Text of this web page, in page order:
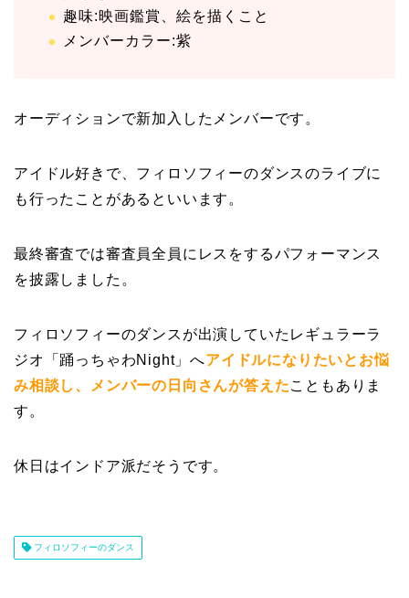
趣味:映画鑑賞、絵を描くこと
メンバーカラー:紫
オーディションで新加入したメンバーです。
アイドル好きで、フィロソフィーのダンスのライブに
も行ったことがあるといいます。
最終審査では審査員全員にレスをするパフォーマンス
を披露しました。
フィロソフィーのダンスが出演していたレギュラーラ
ジオ「踊っちゃわNight」へアイドルになりたいとお悩
み相談し、メンバーの日向さんが答えたこともありま
す。
休日はインドア派だそうです。
フィロソフィーのダンス